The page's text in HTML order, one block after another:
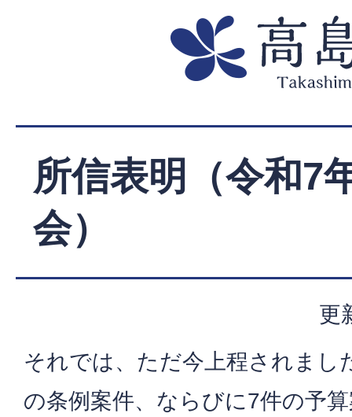
所信表明（令和7
会）
更
それでは、ただ今上程されまし
の条例案件、ならびに7件の予